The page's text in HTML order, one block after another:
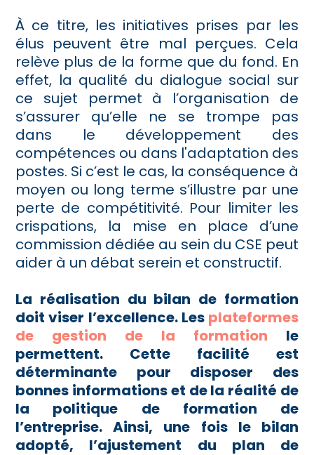
À ce titre, les initiatives prises par les
élus peuvent être mal perçues. Cela
relève plus de la forme que du fond. En
effet, la qualité du dialogue social sur
ce sujet permet à l’organisation de
s’assurer qu’elle ne se trompe pas
dans le développement des
compétences ou dans l'adaptation des
postes. Si c’est le cas, la conséquence à
moyen ou long terme s’illustre par une
perte de compétitivité. Pour limiter les
crispations, la mise en place d’une
commission dédiée au sein du CSE peut
aider à un débat serein et constructif.
La réalisation du bilan de formation
doit viser l’excellence. Les plateformes
de gestion de la formation le
permettent. Cette facilité est
déterminante pour disposer des
bonnes informations et de la réalité de
la politique de formation de
l’entreprise. Ainsi, une fois le bilan
adopté, l’ajustement du plan de